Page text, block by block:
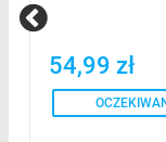
54,99 zł